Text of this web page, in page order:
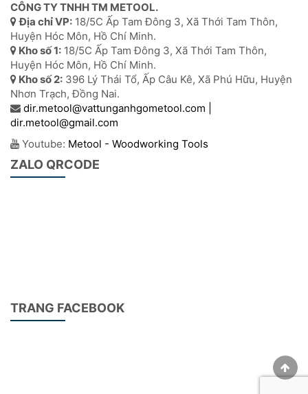
CÔNG TY TNHH TM METOOL.
Địa chỉ VP: 18/5C Ấp Tam Đông 3, Xã Thới Tam Thôn,
Huyện Hóc Môn, Hồ Chí Minh.
Kho số 1: 18/5C Ấp Tam Đông 3, Xã Thới Tam Thôn,
Huyện Hóc Môn, Hồ Chí Minh.
Kho số 2: 396 Lý Thái Tổ, Ấp Câu Kê, Xã Phú Hữu, Huyện
Nhơn Trạch, Đồng Nai.
dir.metool@vattunganhgometool.com |
dir.metool@gmail.com
Youtube: Metool - Woodworking Tools
ZALO QRCODE
TRANG FACEBOOK